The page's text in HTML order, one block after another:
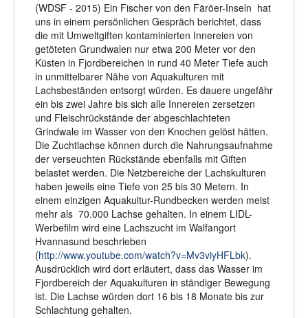
(WDSF - 2015) Ein Fischer von den Färöer-Inseln hat
uns in einem persönlichen Gespräch berichtet, dass
die mit Umweltgiften kontaminierten Innereien von
getöteten Grundwalen nur etwa 200 Meter vor den
Küsten in Fjordbereichen in rund 40 Meter Tiefe auch
in unmittelbarer Nähe von Aquakulturen mit
Lachsbeständen entsorgt würden. Es dauere ungefähr
ein bis zwei Jahre bis sich alle Innereien zersetzen
und Fleischrückstände der abgeschlachteten
Grindwale im Wasser von den Knochen gelöst hätten.
Die Zuchtlachse können durch die Nahrungsaufnahme
der verseuchten Rückstände ebenfalls mit Giften
belastet werden. Die Netzbereiche der Lachskulturen
haben jeweils eine Tiefe von 25 bis 30 Metern. In
einem einzigen Aquakultur-Rundbecken werden meist
mehr als 70.000 Lachse gehalten. In einem LIDL-
Werbefilm wird eine Lachszucht im Walfangort
Hvannasund beschrieben
(http://www.youtube.com/watch?v=Mv3viyHFLbk).
Ausdrücklich wird dort erläutert, dass das Wasser im
Fjordbereich der Aquakulturen in ständiger Bewegung
ist. Die Lachse würden dort 16 bis 18 Monate bis zur
Schlachtung gehalten.